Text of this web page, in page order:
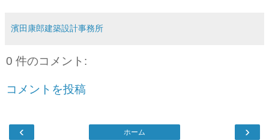
濱田康郎建築設計事務所
0 件のコメント:
コメントを投稿
‹ ›
ホーム